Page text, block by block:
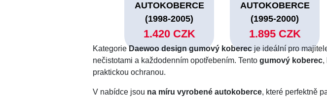
AUTOKOBERCE
(1998-2005)
1.420 CZK
AUTOKOBERCE
(1995-2000)
1.895 CZK
KategorieDaewoo design gumový koberec je ideální pro
nečistotami a každodenním opotřebením. Tentogumový koberec,
praktickou ochranou.
V nabídce jsou na míru vyrobené autokoberce, které perfektně